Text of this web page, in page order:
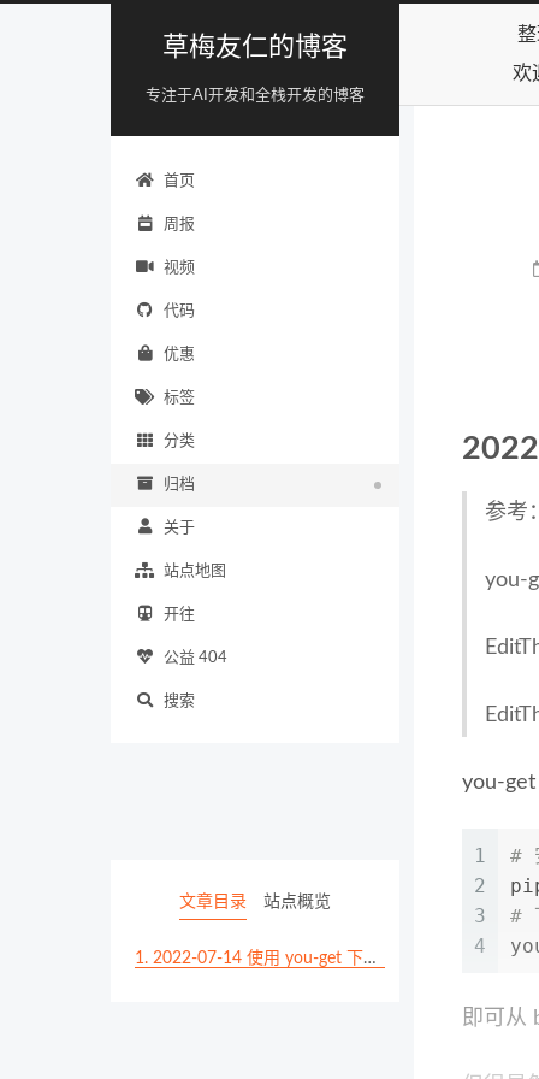
欢
草梅友仁的博客
专注于AI开发和全栈开发的博客
首页
周报
视频
代码
优惠
标签
分类
归档
关于
站点地图
开往
公益 404
搜索
参考：
you-
you-get
1
2
3
4
#
#
即可从
文章目录 站点概览
1. 2022-07-14 使用 you-get 下载视频并启用 cookies